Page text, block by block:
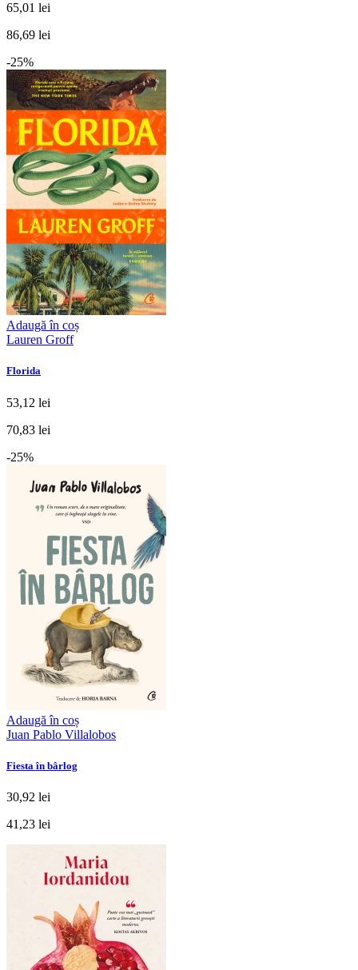
65,01 lei
86,69 lei
-25%
Adaugă în coș
Lauren Groff
Florida
53,12 lei
70,83 lei
-25%
Adaugă în coș
Juan Pablo Villalobos
Fiesta în bârlog
30,92 lei
41,23 lei